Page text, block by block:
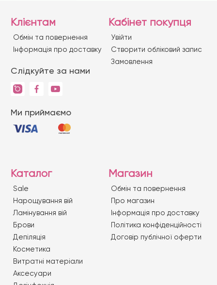
Клієнтам
Обмін та повернення
Iнформація про доставку
Слідкуйте за нами
Ми приймаємо
Кабінет покупця
Увійти
Створити обліковий запис
Замовлення
Каталог
Sale
Нарощування вій
Ламінування вій
Брови
Депіляція
Косметика
Витратні матеріали
Аксесуари
Магазин
Обмін та повернення
Про магазин
Iнформація про доставку
Політика конфіденційності
Договір публічної оферти